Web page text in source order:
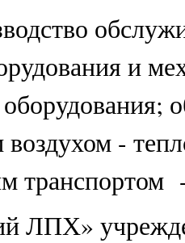
и
-
транспортом
ЛПХ»